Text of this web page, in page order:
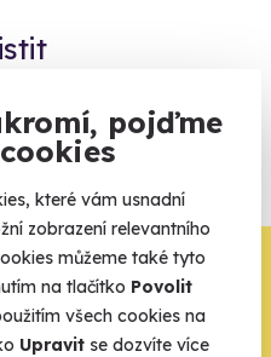
pojďme
které vám usnadní
zobrazení relevantního
můžeme také tyto
na tlačítko Povolit
všech cookies na
Upravit se dozvíte více
my